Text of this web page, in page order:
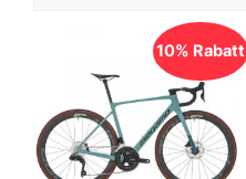
10% Rabatt